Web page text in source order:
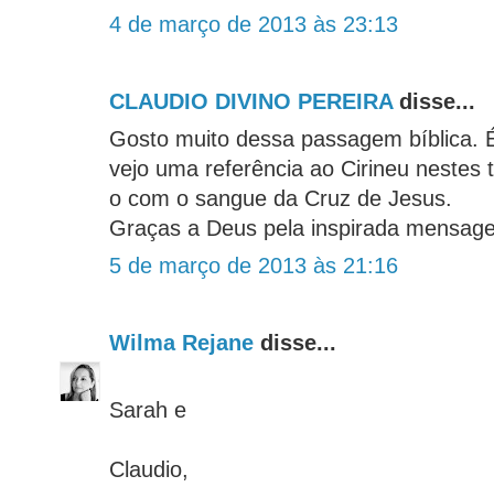
4 de março de 2013 às 23:13
CLAUDIO DIVINO PEREIRAdisse...
Gosto muito dessa passagem bíblica.
vejo uma referência ao Cirineu nestes
o com o sangue da Cruz de Jesus.
Graças a Deus pela inspirada
5 de março de 2013 às 21:16
Wilma Rejane disse...
Sarah e
Claudio,